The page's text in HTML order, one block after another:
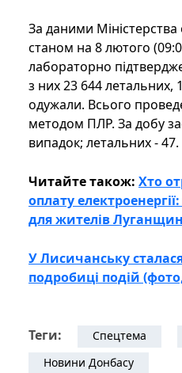
За даними
станом на 8 лютого
лабораторно
з них 23 644 летальних,
одужали. Всього
методом ПЛР. За добу
випадок; летальних - 47.
Читайте також: Хто
оплату
для жителів
У Лисичанську
подробиці подій
Теги: Спецтема
Новини Донбасу